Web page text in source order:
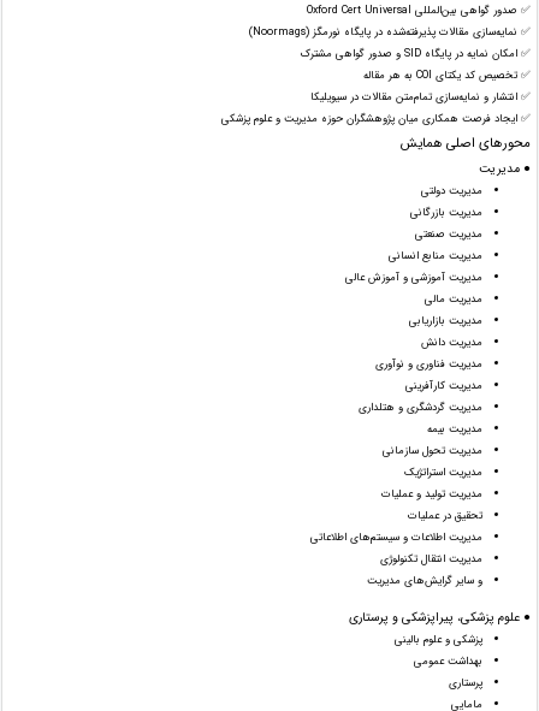
✅ صدور گواهی بین‌المللی Oxford Cert Universal
✅ نمایه‌سازی مقالات پذیرفته‌شده در پایگاه نورمگز (Noormags)
✅ امکان نمایه در پایگاه SID و صدور گواهی مشترک
✅ تخصیص کد یکتای COI به هر مقاله
✅ انتشار و نمایه‌سازی تمام‌متن مقالات در سیویلیکا
✅ ایجاد فرصت همکاری میان پژوهشگران حوزه مدیریت و علوم پزشکی
محورهای اصلی همایش
● مدیریت
مدیریت دولتی
مدیریت بازرگانی
مدیریت صنعتی
مدیریت منابع انسانی
مدیریت آموزشی و آموزش عالی
مدیریت مالی
مدیریت بازاریابی
مدیریت دانش
مدیریت فناوری و نوآوری
مدیریت کارآفرینی
مدیریت گردشگری و هتلداری
مدیریت بیمه
مدیریت تحول سازمانی
مدیریت استراتژیک
مدیریت تولید و عملیات
تحقیق در عملیات
مدیریت اطلاعات و سیستم‌های اطلاعاتی
مدیریت انتقال تکنولوژی
و سایر گرایش‌های مدیریت
● علوم پزشکی، پیراپزشکی و پرستاری
پزشکی و علوم بالینی
بهداشت عمومی
پرستاری
مامایی